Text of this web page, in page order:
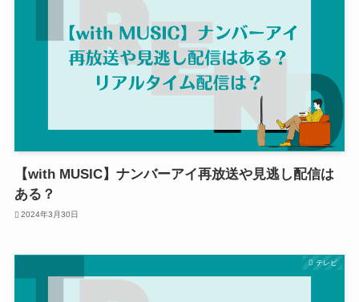
【with MUSIC】ナンバーアイ再放送や見逃し配信は
ある？
2024年3月30日
テレビ